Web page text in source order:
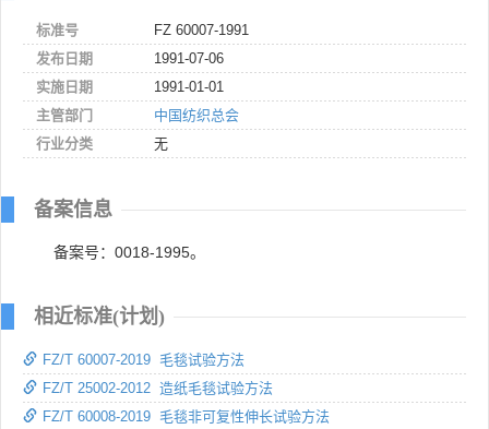
标准号
FZ 60007-1991
发布日期
1991-07-06
实施日期
1991-01-01
主管部门
中国纺织总会
行业分类
无
备案信息
备案号：0018-1995。
相近标准(计划)
FZ/T 60007-2019 毛毯试验方法
FZ/T 25002-2012 造纸毛毯试验方法
FZ/T 60008-2019 毛毯非可复性伸长试验方法